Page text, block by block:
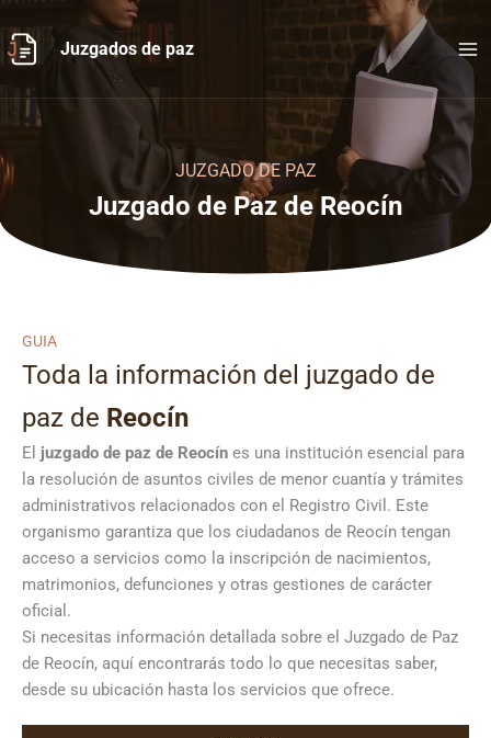
al
contenido
Juzgados de paz
JUZGADO DE PAZ
Juzgado de Paz de Reocín
GUIA
Toda la información del juzgado de
paz de Reocín
El juzgado de paz de Reocín es una institución esencial para
la resolución de asuntos civiles de menor cuantía y trámites
administrativos relacionados con el Registro Civil. Este
organismo garantiza que los ciudadanos de Reocín tengan
acceso a servicios como la inscripción de nacimientos,
matrimonios, defunciones y otras gestiones de carácter
oficial.
Si necesitas información detallada sobre el Juzgado de Paz
de Reocín, aquí encontrarás todo lo que necesitas saber,
desde su ubicación hasta los servicios que ofrece.